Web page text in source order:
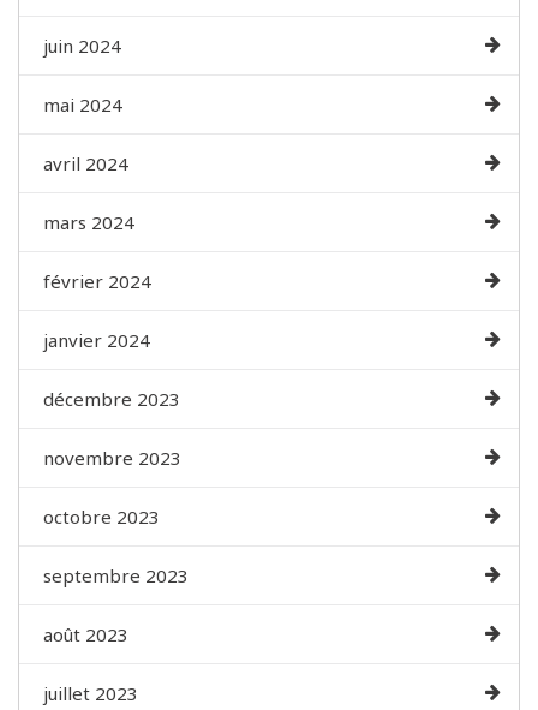
juin 2024
mai 2024
avril 2024
mars 2024
février 2024
janvier 2024
décembre 2023
novembre 2023
octobre 2023
septembre 2023
août 2023
juillet 2023